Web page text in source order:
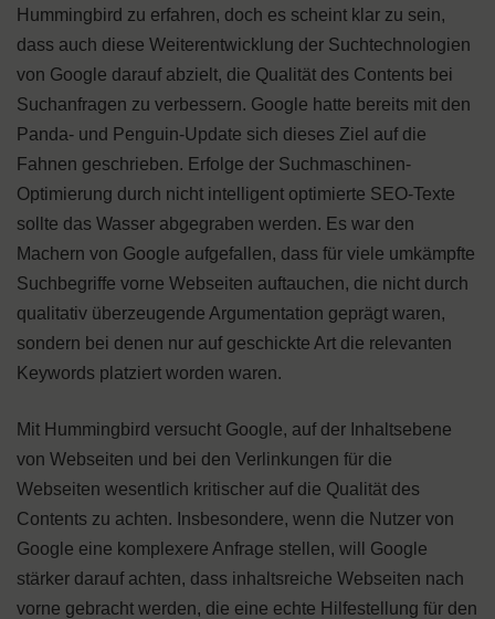
Hummingbird zu erfahren, doch es scheint klar zu sein,
dass auch diese Weiterentwicklung der Suchtechnologien
von Google darauf abzielt, die Qualität des Contents bei
Suchanfragen zu verbessern. Google hatte bereits mit den
Panda- und Penguin-Update sich dieses Ziel auf die
Fahnen geschrieben. Erfolge der Suchmaschinen-
Optimierung durch nicht intelligent optimierte SEO-Texte
sollte das Wasser abgegraben werden. Es war den
Machern von Google aufgefallen, dass für viele umkämpfte
Suchbegriffe vorne Webseiten auftauchen, die nicht durch
qualitativ überzeugende Argumentation geprägt waren,
sondern bei denen nur auf geschickte Art die relevanten
Keywords platziert worden waren.
Mit Hummingbird versucht Google, auf der Inhaltsebene
von Webseiten und bei den Verlinkungen für die
Webseiten wesentlich kritischer auf die Qualität des
Contents zu achten. Insbesondere, wenn die Nutzer von
Google eine komplexere Anfrage stellen, will Google
stärker darauf achten, dass inhaltsreiche Webseiten nach
vorne gebracht werden, die eine echte Hilfestellung für den